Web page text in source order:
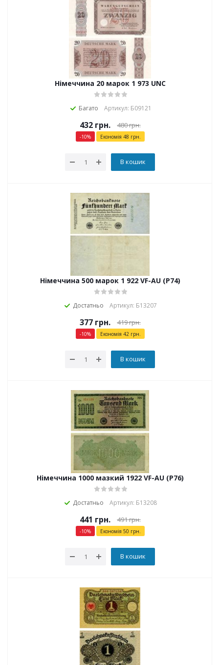
Німеччина 20 марок 1 973 UNC
Багато Артикул: Б09121
432грн. 480грн.
-10% Економія 48 грн.
В кошик
Німеччина 500 марок 1 922 VF-AU (P74)
Достатньо Артикул: Б13207
377грн. 419грн.
-10% Економія 42грн.
В кошик
Німеччина 1000 мазкий 1922 VF-AU (P76)
Достатньо Артикул: Б13208
441 грн. 491грн.
-10% Економія 50 грн.
В кошик